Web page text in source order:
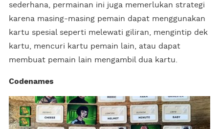
sederhana, permainan ini juga memerlukan strategi
karena masing-masing pemain dapat menggunakan
kartu spesial seperti melewati giliran, mengintip dek
kartu, mencuri kartu pemain lain, atau dapat
membuat pemain lain mengambil dua kartu.
Codenames